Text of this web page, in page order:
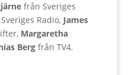
från Sveriges
Radio, James
Margaretha
Bergfrån TV4.